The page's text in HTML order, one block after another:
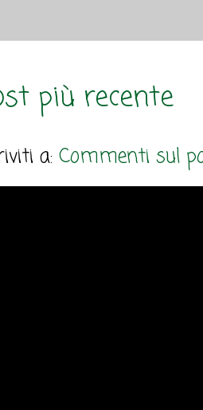
più recente
a: Commenti sul